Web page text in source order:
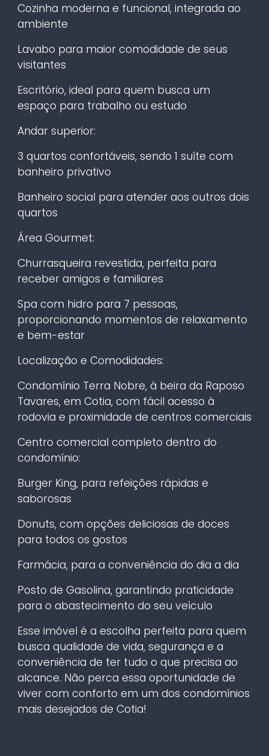
Cozinha moderna e funcional, integrada ao
ambiente
Lavabo para maior comodidade de seus
visitantes
Escritório, ideal para quem busca um
espaço para trabalho ou estudo
Andar superior:
3 quartos confortáveis, sendo 1 suíte com
banheiro privativo
Banheiro social para atender aos outros dois
quartos
Área Gourmet:
Churrasqueira revestida, perfeita para
receber amigos e familiares
Spa com hidro para 7 pessoas,
proporcionando momentos de relaxamento
e bem-estar
Localização e Comodidades:
Condomínio Terra Nobre, à beira da Raposo
Tavares, em Cotia, com fácil acesso à
rodovia e proximidade de centros comerciais
Centro comercial completo dentro do
condomínio:
Burger King, para refeições rápidas e
saborosas
Donuts, com opções deliciosas de doces
para todos os gostos
Farmácia, para a conveniência do dia a dia
Posto de Gasolina, garantindo praticidade
para o abastecimento do seu veículo
Esse imóvel é a escolha perfeita para quem
busca qualidade de vida, segurança e a
conveniência de ter tudo o que precisa ao
alcance. Não perca essa oportunidade de
viver com conforto em um dos condomínios
mais desejados de Cotia!